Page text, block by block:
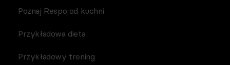
Poznaj Respo od kuchni
Przykładowa dieta
Przykładowy trening